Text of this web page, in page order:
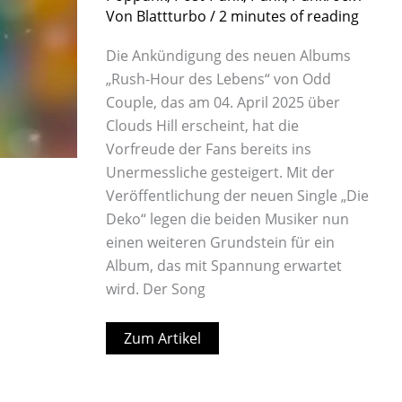
Von Blattturbo /2 minutes of reading
Die Ankündigung des neuen Albums
„Rush-Hour des Lebens“ von Odd
Couple, das am 04. April 2025 über
Clouds Hill erscheint, hat die
Vorfreude der Fans bereits ins
Unermessliche gesteigert. Mit der
Veröffentlichung der neuen Single „Die
Deko“ legen die beiden Musiker nun
einen weiteren Grundstein für ein
Album, das mit Spannung erwartet
wird. Der Song
Zum Artikel